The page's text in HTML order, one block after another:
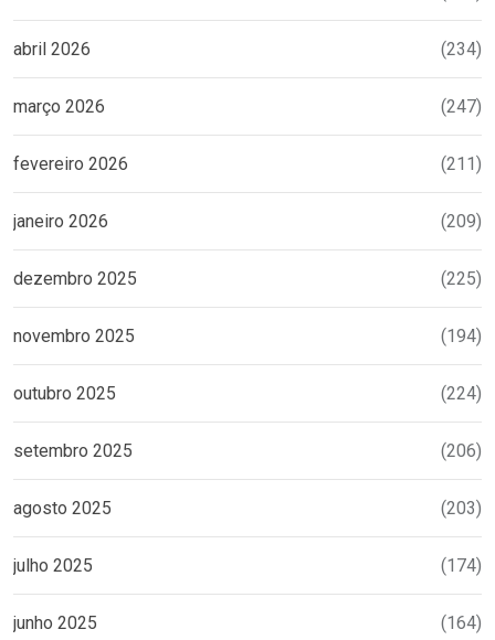
abril 2026 (234)
março 2026 (247)
fevereiro 2026 (211)
janeiro 2026 (209)
dezembro 2025 (225)
novembro 2025 (194)
outubro 2025 (224)
setembro 2025 (206)
agosto 2025 (203)
julho 2025 (174)
junho 2025 (164)